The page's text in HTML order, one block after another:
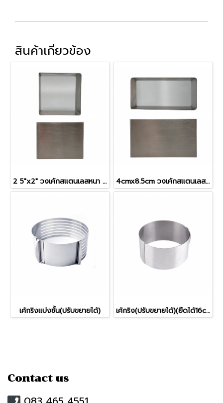
สินค้าเกี่ยวข้อง
2 5"x2" วงเค้กสแตนเลสหนา สี่เหลี่ยม 4cmx8.5cm วงเค้กสแตนเลสหนา สี่เหลี่ยม
เค้กริงแบ่งชั้น(ปรับขยายได้) เค้กริง(ปรับขยายได้)(ยืดได้16cm-30cm)
Contact us